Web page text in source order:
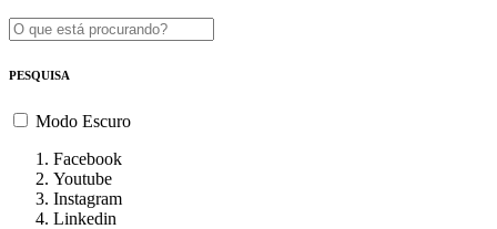
PESQUISA
Modo Escuro
Facebook
Youtube
Instagram
Linkedin